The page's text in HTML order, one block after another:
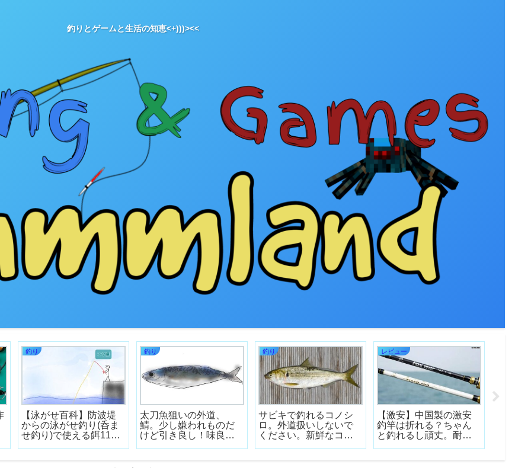
釣りとゲームと生活の知恵<+)))><<
釣り
【泳がせ百科】防波堤
からの泳がせ釣り(呑ま
せ釣り)で使える餌11選
釣り
太刀魚狙いの外道、
鯖。少し嫌われものだ
けど引き良し！味良
釣り
サビキで釣れるコノシ
ロ。外道扱いしないで
ください。新鮮なコノ
レビュー
【激安】中国製の激安
釣竿は折れる？ちゃん
と釣れるし頑丈。耐久